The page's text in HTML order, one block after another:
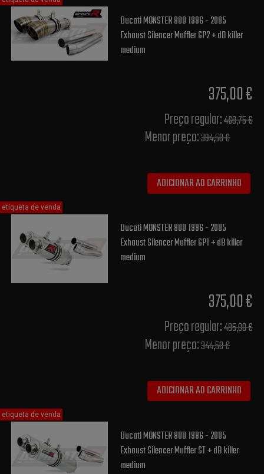
Ducati MONSTER 800 1996 - 2005
Exhaust Silencer Muffler GP2 + dB killer
medium
375,00 €
Preço regular:468,75 €
Menor preço:394,50 €
ADICIONAR AO CARRINHO
Ducati MONSTER 800 1996 - 2005
Exhaust Silencer Muffler GP1 + dB killer
medium
375,00 €
Preço regular:405,00 €
Menor preço:344,50 €
ADICIONAR AO CARRINHO
etiqueta de venda
Ducati MONSTER 800 1996 - 2005
Exhaust Silencer Muffler ST + dB killer
medium
etiqueta de venda